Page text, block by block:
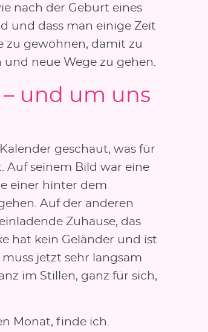
nach der Geburt eines
und dass man einige Zeit
zu gewöhnen, damit zu
und neue Wege zu gehen.
– und um uns
geschaut, was für
Auf seinem Bild war eine
einer hinter dem
Auf der anderen
Zuhause, das
hat kein Geländer und ist
jetzt sehr langsam
im Stillen, ganz für sich,
Monat, finde ich.